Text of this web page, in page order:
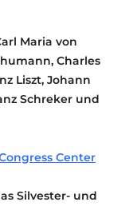
Maria von
Charles
Liszt, Johann
Schreker und
Center
Silvester- und